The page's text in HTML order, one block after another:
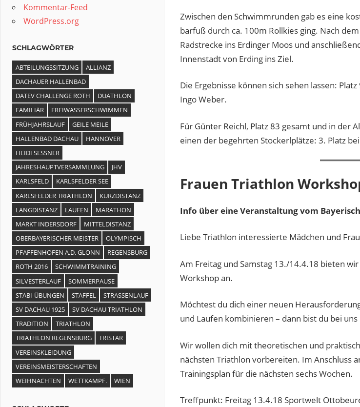
Zwischen den Schwimmrunden gab es eine
barfuß durch ca. 100m Rollkies ging. Nach
Radstrecke ins Erdinger Moos und
Innenstadt von Erding ins Ziel.
Die Ergebnisse können sich sehen lassen:
Ingo Weber.
Für Günter Reichl, Platz 83 gesamt und in der
einen der begehrten Stockerlplätze: 3. Platz
Frauen Triathlon
Info über eine Veranstaltung vom
Liebe Triathlon interessierte Mädchen und
Am Freitag und Samstag 13./14.4.18 bieten
Workshop an.
Möchtest du dich einer neuen
und Laufen kombinieren – dann bist du bei uns
Wir wollen dich mit theoretischen und
nächsten Triathlon vorbereiten. Im Anschluss
Trainingsplan für die nächsten sechs Wochen.
Treffpunkt: Freitag 13.4.18 Sportwelt
Kommentar-Feed
WordPress.org
SCHLAGWÖRTER
ABTEILUNGSSITZUNG
ALLIANZ
DACHAUER HALLENBAD
DATEV CHALLENGE ROTH
DUATHLON
FAMILIÄR
FREIWASSERSCHWIMMEN
FRÜHJAHRSLAUF
GEILE MEILE
HALLENBAD DACHAU
HANNOVER
HEIDI SESSNER
JAHRESHAUPTVERSAMMLUNG
JHV
KARLSFELD
KARLSFELDER SEE
KARLSFELDER TRIATHLON
KURZDISTANZ
LANGDISTANZ
LAUFEN
MARATHON
MARKT INDERSDORF
MITTELDISTANZ
OBERBAYERISCHER MEISTER
OLYMPISCH
PFAFFENHOFEN A.D. GLONN
REGENSBURG
ROTH 2016
SCHWIMMTRAINING
SILVESTERLAUF
SOMMERPAUSE
STABI-ÜBUNGEN
STAFFEL
STRASSENLAUF
SV DACHAU 1925
SV DACHAU TRIATHLON
TRADITION
TRIATHLON
TRIATHLON REGENSBURG
TRISTAR
VEREINSKLEIDUNG
VEREINSMEISTERSCHAFTEN
WEIHNACHTEN
WETTKAMPF. WIEN